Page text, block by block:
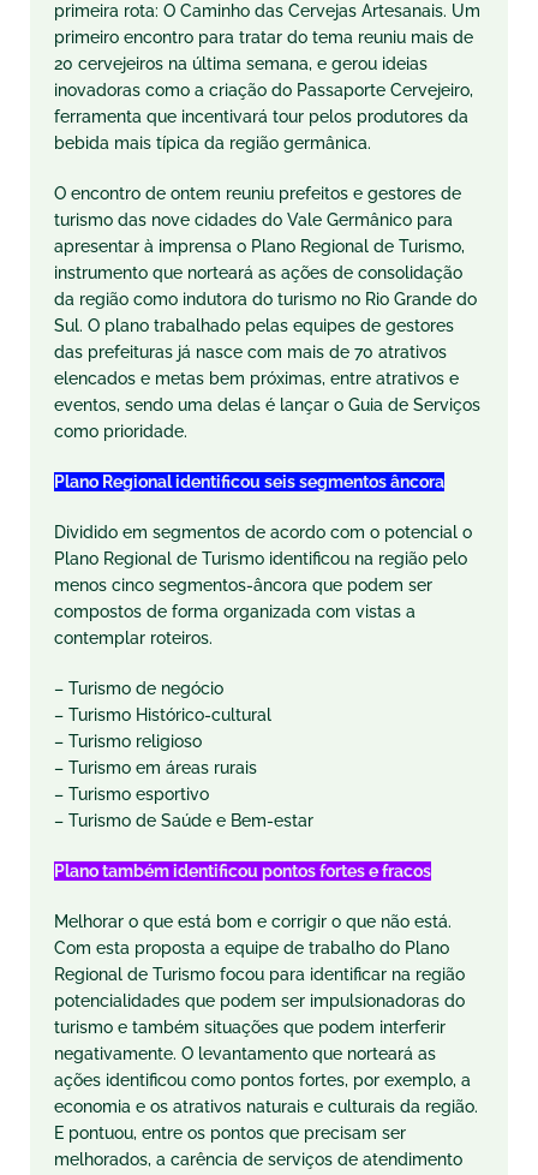
primeira rota: O Caminho das Cervejas Artesanais. Um
primeiro encontro para tratar do tema reuniu mais de
20 cervejeiros na última semana, e gerou ideias
inovadoras como a criação do Passaporte Cervejeiro,
ferramenta que incentivará tour pelos produtores da
bebida mais típica da região germânica.
O encontro de ontem reuniu prefeitos e gestores de
turismo das nove cidades do Vale Germânico para
apresentar à imprensa o Plano Regional de Turismo,
instrumento que norteará as ações de consolidação
da região como indutora do turismo no Rio Grande do
Sul. O plano trabalhado pelas equipes de gestores
das prefeituras já nasce com mais de 70 atrativos
elencados e metas bem próximas, entre atrativos e
eventos, sendo uma delas é lançar o Guia de Serviços
como prioridade.
Plano Regional identificou seis segmentos âncora
Dividido em segmentos de acordo com o potencial o
Plano Regional de Turismo identificou na região pelo
menos cinco segmentos-âncora que podem ser
compostos de forma organizada com vistas a
contemplar roteiros.
– Turismo de negócio
– Turismo Histórico-cultural
– Turismo religioso
– Turismo em áreas rurais
– Turismo esportivo
– Turismo de Saúde e Bem-estar
Plano também identificou pontos fortes e fracos
Melhorar o que está bom e corrigir o que não está.
Com esta proposta a equipe de trabalho do Plano
Regional de Turismo focou para identificar na região
potencialidades que podem ser impulsionadoras do
turismo e também situações que podem interferir
negativamente. O levantamento que norteará as
ações identificou como pontos fortes, por exemplo, a
economia e os atrativos naturais e culturais da região.
E pontuou, entre os pontos que precisam ser
melhorados, a carência de serviços de atendimento